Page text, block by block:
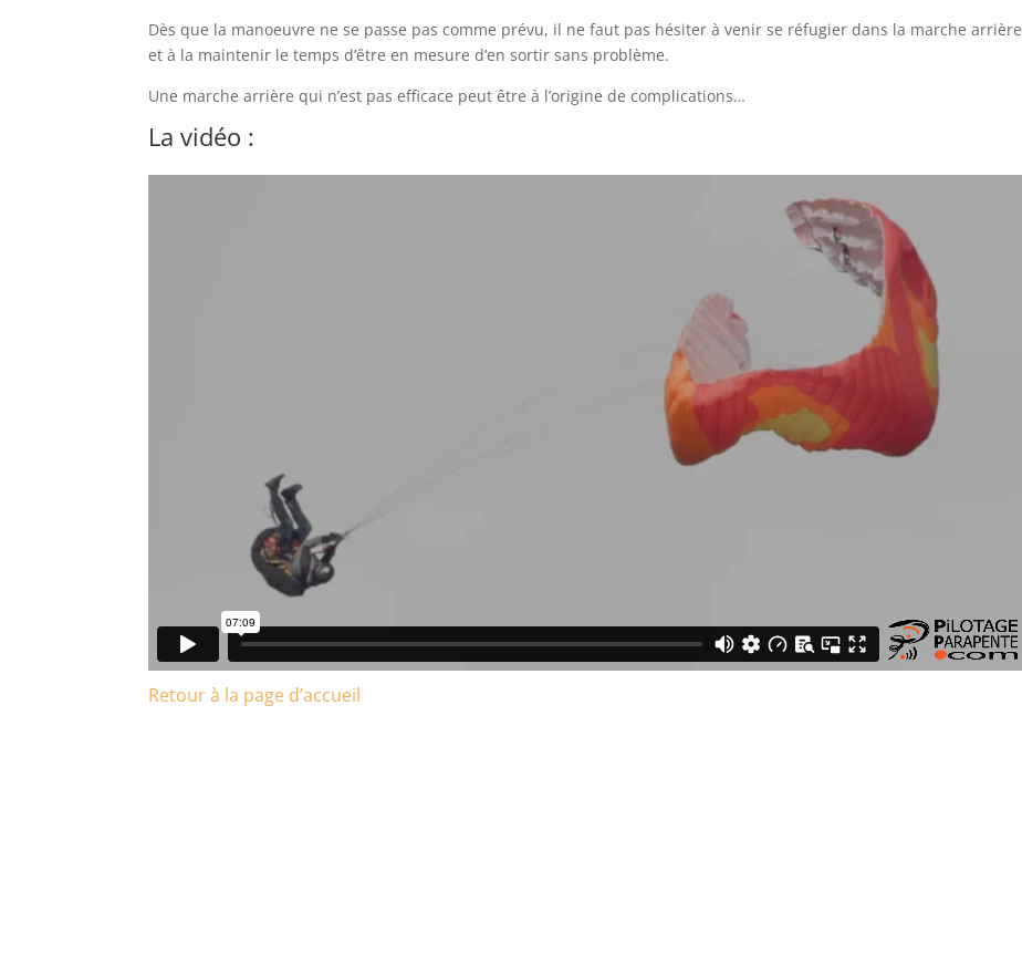
Dès que la manoeuvre ne se passe pas comme prévu, il ne faut pas hésiter à venir se réfugier dans la marche arrière
et à la maintenir le temps d’être en mesure d’en sortir sans problème.
Une marche arrière qui n’est pas efficace peut être à l’origine de complications…
La vidéo :
Retour à la page d’accueil